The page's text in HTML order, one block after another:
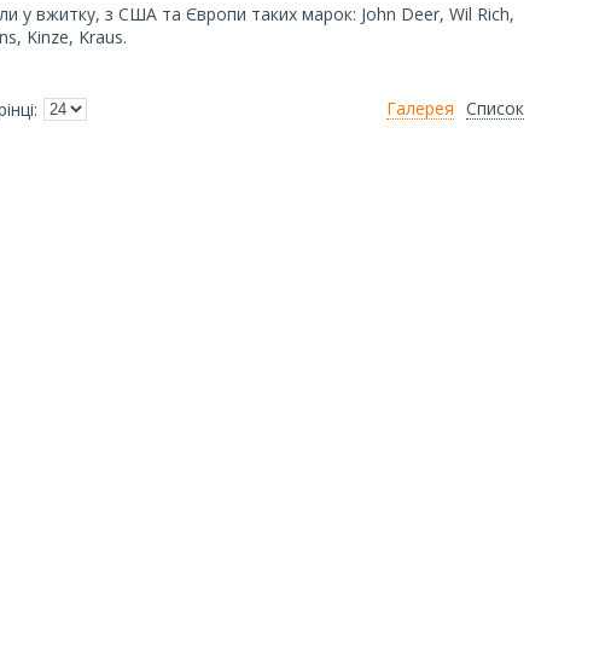
у вжитку, з США та Європи таких марок: John Deer, Wil Rich,
Kinze, Kraus.
Галерея Список